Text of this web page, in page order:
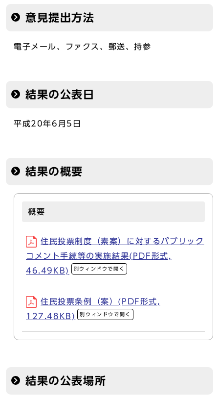
意見提出方法
電子メール、ファクス、郵送、持参
結果の公表日
平成20年6月5日
結果の概要
概要
住民投票制度（素案）に対するパブリック
コメント手続等の実施結果(PDF形式,
46.49KB)
別ウィンドウで開く
住民投票条例（案）(PDF形式,
127.48KB)
別ウィンドウで開く
結果の公表場所